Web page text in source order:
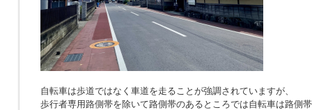
自転車は歩道ではなく車道を走ることが強調されていますが、
歩行者専用路側帯を除いて路側帯のあるところでは自転車は路側